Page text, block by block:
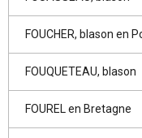
FOUCHER, blason en
FOUQUETEAU, blason
FOUREL en Bretagne